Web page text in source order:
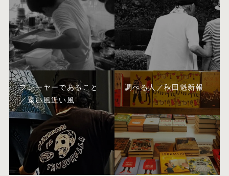
プレーヤーであること
／遠い風近い風
調べる人／秋田魁新報